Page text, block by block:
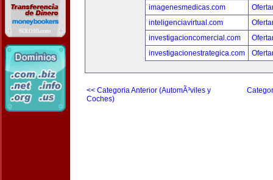
imagenesmedicas.com
inteligenciavirtual.com
investigacioncomercial.com
investigacionestrategica.com
<< Categoria Anterior (AutomÃ³viles y
Coches)